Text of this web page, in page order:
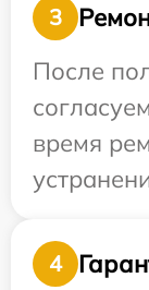
3
После
время
4